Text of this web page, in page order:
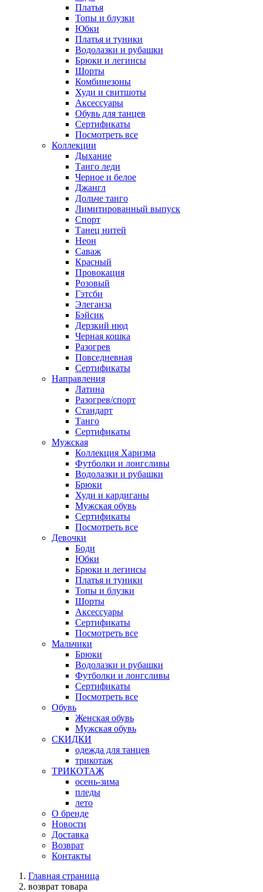
Платья
Топы и блузки
Юбки
Платья и туники
Водолазки и рубашки
Брюки и легинсы
Шорты
Комбинезоны
Худи и свитшоты
Аксессуары
Обувь для танцев
Сертификаты
Посмотреть все
Коллекции
Дыхание
Танго леди
Черное и белое
Джангл
Дольче танго
Лимитированный выпуск
Спорт
Танец нитей
Неон
Саваж
Красный
Провокация
Розовый
Гэтсби
Элеганза
Бэйсик
Дерзкий нюд
Черная кошка
Разогрев
Повседневная
Сертификаты
Направления
Латина
Разогрев/спорт
Стандарт
Танго
Сертификаты
Мужская
Коллекция Харизма
Футболки и лонгсливы
Водолазки и рубашки
Брюки
Худи и кардиганы
Мужская обувь
Сертификаты
Посмотреть все
Девочки
Боди
Юбки
Брюки и легинсы
Платья и туники
Топы и блузки
Шорты
Аксессуары
Сертификаты
Посмотреть все
Мальчики
Брюки
Водолазки и рубашки
Футболки и лонгсливы
Сертификаты
Посмотреть все
Обувь
Женская обувь
Мужская обувь
СКИДКИ
одежда для танцев
трикотаж
ТРИКОТАЖ
осень-зима
пледы
лето
О бренде
Новости
Доставка
Возврат
Контакты
Главная страница
возврат товара